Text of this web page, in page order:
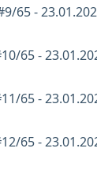
65 -
65 -
65 -
65 -